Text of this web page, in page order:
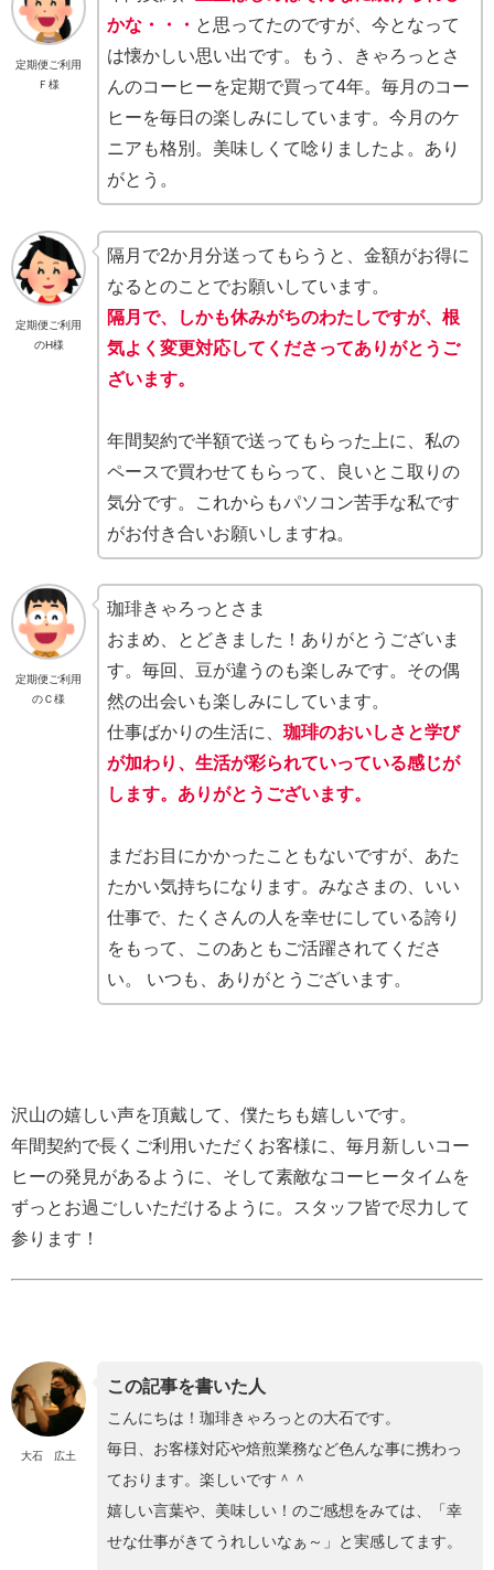
定期便ご利用
Ｆ様
かな・・・ と思ってたのですが、今となって
は懐かしい思い出です。もう、きゃろっとさ
んのコーヒーを定期で買って4年。毎月のコー
ヒーを毎日の楽しみにしています。今月のケ
ニアも格別。美味しくて唸りましたよ。あり
がとう。
定期便ご利用
のH様
隔月で2か月分送ってもらうと、金額がお得に
なるとのことでお願いしています。
隔月で、しかも休みがちのわたしですが、根
気よく変更対応してくださってありがとうご
ざいます。
年間契約で半額で送ってもらった上に、私の
ペースで買わせてもらって、良いとこ取りの
気分です。これからもパソコン苦手な私です
がお付き合いお願いしますね。
定期便ご利用
のＣ様
珈琲きゃろっとさま
おまめ、とどきました！ありがとうございま
す。毎回、豆が違うのも楽しみです。その偶
然の出会いも楽しみにしています。
仕事ばかりの生活に、珈琲のおいしさと学び
が加わり、生活が彩られていっている感じが
します。ありがとうございます。
まだお目にかかったこともないですが、あた
たかい気持ちになります。みなさまの、いい
仕事で、たくさんの人を幸せにしている誇り
をもって、このあともご活躍されてくださ
い。 いつも、ありがとうございます。
沢山の嬉しい声を頂戴して、僕たちも嬉しいです。
年間契約で長くご利用いただくお客様に、毎月新しいコー
ヒーの発見があるように、そして素敵なコーヒータイムを
ずっとお過ごしいただけるように。スタッフ皆で尽力して
参ります！
大石 広土
この記事を書いた人
こんにちは！珈琲きゃろっとの大石です。
毎日、お客様対応や焙煎業務など色んな事に携わっ
ております。楽しいです＾＾
嬉しい言葉や、美味しい！のご感想をみては、「幸
せな仕事がきてうれしいなぁ～」と実感してます。